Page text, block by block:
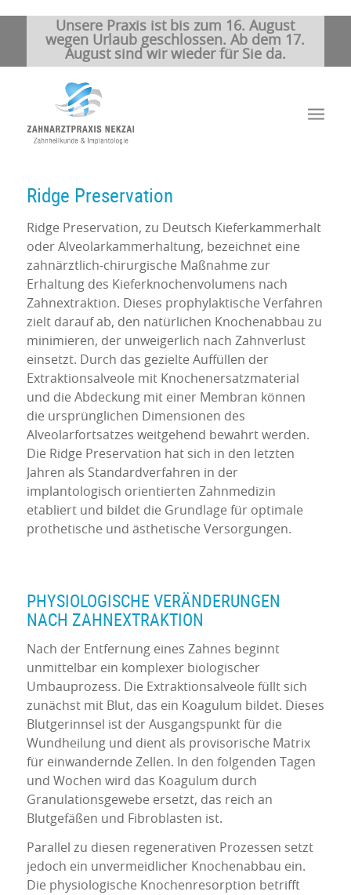
Unsere Praxis ist bis zum 16. August
wegen Urlaub geschlossen. Ab dem 17.
August sind wir wieder für Sie da.
Ridge Preservation
Ridge Preservation, zu Deutsch Kieferkammerhalt
oder Alveolarkammerhaltung, bezeichnet eine
zahnärztlich-chirurgische Maßnahme zur
Erhaltung des Kieferknochenvolumens nach
Zahnextraktion. Dieses prophylaktische Verfahren
zielt darauf ab, den natürlichen Knochenabbau zu
minimieren, der unweigerlich nach Zahnverlust
einsetzt. Durch das gezielte Auffüllen der
Extraktionsalveole mit Knochenersatzmaterial
und die Abdeckung mit einer Membran können
die ursprünglichen Dimensionen des
Alveolarfortsatzes weitgehend bewahrt werden.
Die Ridge Preservation hat sich in den letzten
Jahren als Standardverfahren in der
implantologisch orientierten Zahnmedizin
etabliert und bildet die Grundlage für optimale
prothetische und ästhetische Versorgungen.
PHYSIOLOGISCHE VERÄNDERUNGEN
NACH ZAHNEXTRAKTION
Nach der Entfernung eines Zahnes beginnt
unmittelbar ein komplexer biologischer
Umbauprozess. Die Extraktionsalveole füllt sich
zunächst mit Blut, das ein Koagulum bildet. Dieses
Blutgerinnsel ist der Ausgangspunkt für die
Wundheilung und dient als provisorische Matrix
für einwandernde Zellen. In den folgenden Tagen
und Wochen wird das Koagulum durch
Granulationsgewebe ersetzt, das reich an
Blutgefäßen und Fibroblasten ist.
Parallel zu diesen regenerativen Prozessen setzt
jedoch ein unvermeidlicher Knochenabbau ein.
Die physiologische Knochenresorption betrifft